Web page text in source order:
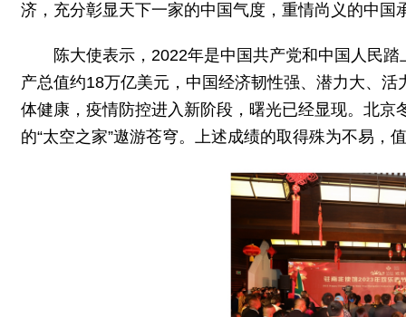
济，充分彰显天下一家的中国气度，重情尚义的中
陈大使表示，2022年是中国共产党和中国人民
产总值约18万亿美元，中国经济韧性强、潜力大、
体健康，疫情防控进入新阶段，曙光已经显现。北
的“太空之家”遨游苍穹。上述成绩的取得殊为不易，